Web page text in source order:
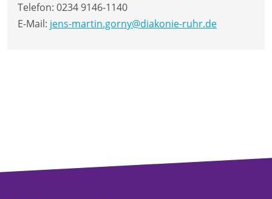
Telefon: 0234 9146-1140
E-Mail: jens-martin.gorny@diakonie-ruhr.de